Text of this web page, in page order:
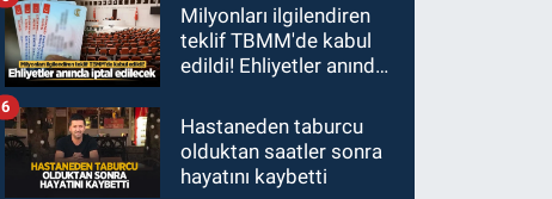
Milyonları ilgilendiren
teklif TBMM'de kabul
edildi! Ehliyetler anında
Hastaneden taburcu
olduktan saatler sonra
hayatını kaybetti
6